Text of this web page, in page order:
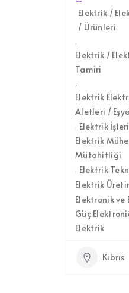
Elektrik /
/ Ürünleri
Elektrik /
Tamiri
Elektrik
Aletleri /
Elektrik İşleri
Elektrik
Mütahitliği
Elektrik
Elektrik
Elektronik
Güç
Elektrik
Kıbrıs